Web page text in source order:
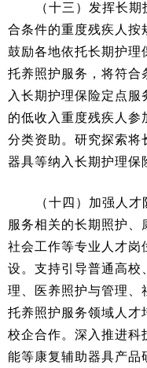
（十三）发挥长期
合条件的重度残疾人按
鼓励各地依托长期护理
托养照护服务，将符合
入长期护理保险定点
的低收入重度残疾人参
分类资助。研究探索将
器具等纳入长期护理保
（十四）加强人才
服务相关的长期照护、
社会工作等专业人才岗
设。支持引导普通高校
理、医养照护与管理、
托养照护服务领域人才
校企合作。深入推进科
能等康复辅助器具产品